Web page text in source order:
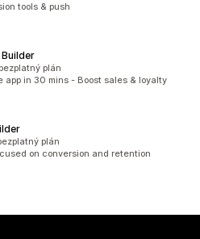
tools & push
plán
app in 30 mins - Boost sales & loyalty
plán
on conversion and retention